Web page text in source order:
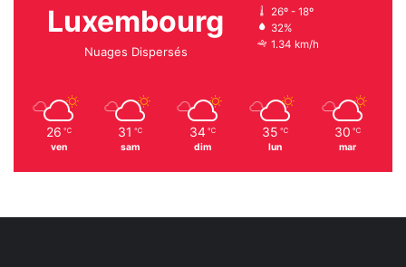
Luxembourg
Nuages Dispersés
26º - 18º
32%
1.34 km/h
26 ℃
ven
31 ℃
sam
34 ℃
dim
35 ℃
lun
30 ℃
mar